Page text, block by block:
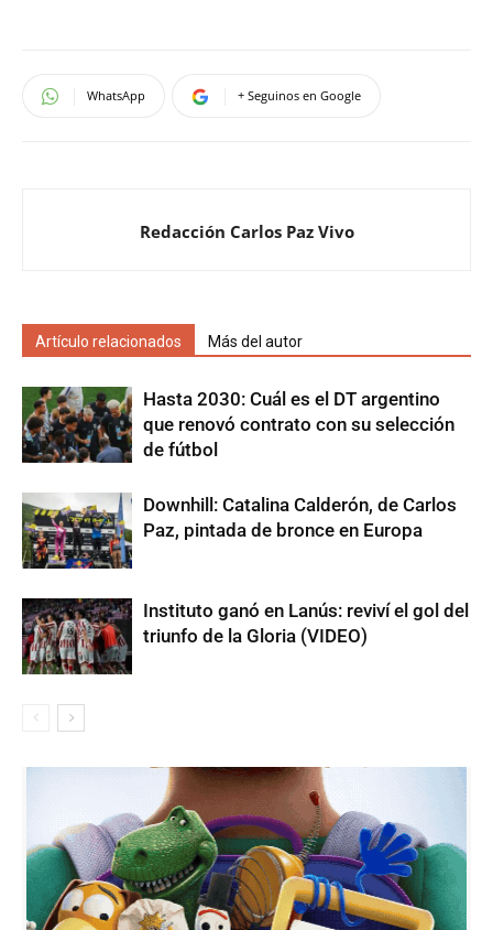
WhatsApp + Seguinos en Google
Redacción Carlos Paz Vivo
Artículo relacionados Más del autor
Hasta 2030: Cuál es el DT argentino
que renovó contrato con su selección
de fútbol
Downhill: Catalina Calderón, de Carlos
Paz, pintada de bronce en Europa
Instituto ganó en Lanús: reviví el gol del
triunfo de la Gloria (VIDEO)